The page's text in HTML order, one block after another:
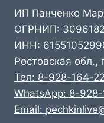
ИП Панченко
ОГРНИП:
ИНН:
Ростовская обл.,
Тел: 8-928-164-
WhatsApp: 8-
Email: